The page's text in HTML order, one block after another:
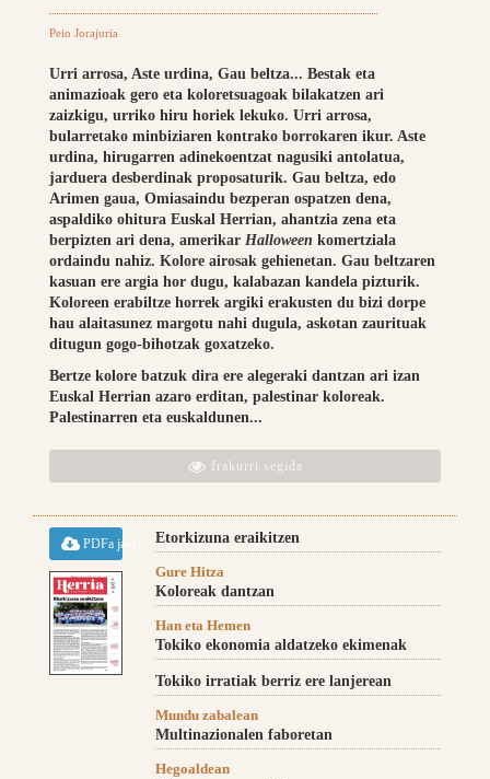
Peio Jorajuria
Urri arrosa, Aste urdina, Gau beltza... Bestak eta
animazioak gero eta koloretsuagoak bilakatzen ari
zaizkigu, urriko hiru horiek lekuko. Urri arrosa,
bularretako minbiziaren kontrako borrokaren ikur. Aste
urdina, hirugarren adinekoentzat nagusiki antolatua,
jarduera desberdinak proposaturik. Gau beltza, edo
Arimen gaua, Omiasaindu bezperan ospatzen dena,
aspaldiko ohitura Euskal Herrian, ahantzia zena eta
berpizten ari dena, amerikar Halloween komertziala
ordaindu nahiz. Kolore airosak gehienetan. Gau beltzaren
kasuan ere argia hor dugu, kalabazan kandela pizturik.
Koloreen erabiltze horrek argiki erakusten du bizi dorpe
hau alaitasunez margotu nahi dugula, askotan zaurituak
ditugun gogo-bihotzak goxatzeko.
Bertze kolore batzuk dira ere alegeraki dantzan ari izan
Euskal Herrian azaro erditan, palestinar koloreak.
Palestinarren eta euskaldunen...
Irakurri segida
PDFa jaitsi Etorkizuna eraikitzen
Gure Hitza
Koloreak dantzan
Han eta Hemen
Tokiko ekonomia aldatzeko ekimenak
Tokiko irratiak berriz ere lanjerean
Mundu zabalean
Multinazionalen faboretan
Hegoaldean